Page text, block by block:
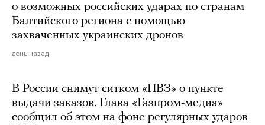
о возможных российских ударах по странам
Балтийского региона с помощью
захваченных украинских дронов
день назад
В России снимут ситком «ПВЗ» о пункте
выдачи заказов. Глава «Газпром-медиа»
сообщил об этом на фоне регулярных ударов